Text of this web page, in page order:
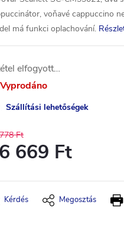
voňavé cappuccino
má funkci oplachování.
elfogyott…
Vyprodáno
Szállítási lehetőségek
Ft
669 Ft
Kérdés Megosztás